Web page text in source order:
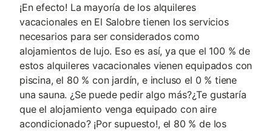
¡En efecto! La mayoría de los alquileres
vacacionales en El Salobre tienen los servicios
necesarios para ser considerados como
alojamientos de lujo. Eso es así, ya que el 100 % de
estos alquileres vacacionales vienen equipados con
piscina, el 80 % con jardín, e incluso el 0 % tiene
una sauna. ¿Se puede pedir algo más?¿Te gustaría
que el alojamiento venga equipado con aire
acondicionado? ¡Por supuesto!, el 80 % de los